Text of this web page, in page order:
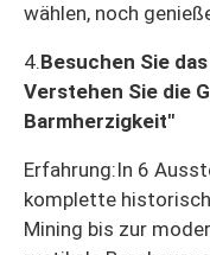
wählen, noch
4.Besuchen Sie
Verstehen Sie die
Barmherzigkeit"
Erfahrung:In 6
komplette
Mining bis zur